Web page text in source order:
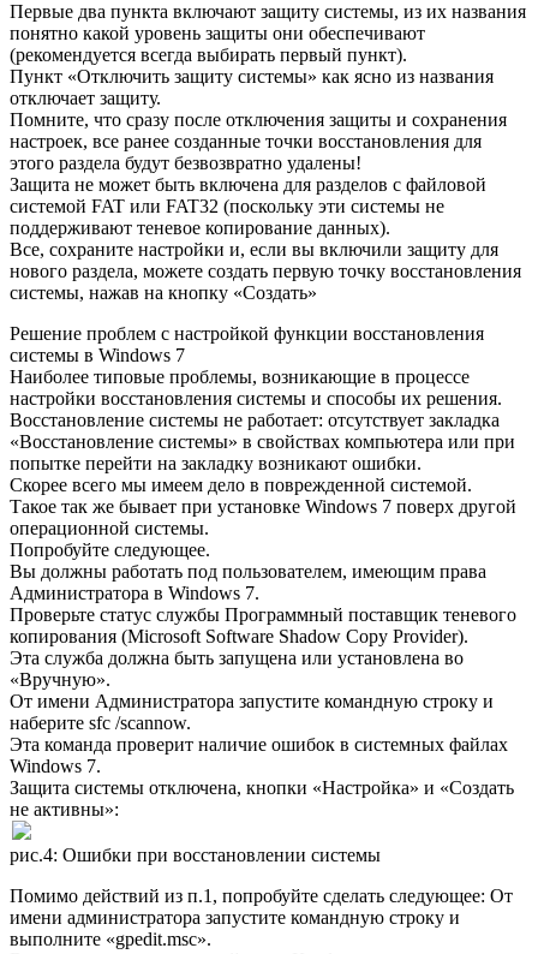
Первые два пункта включают защиту системы, из их названия
понятно какой уровень защиты они обеспечивают
(рекомендуется всегда выбирать первый пункт).
Пункт «Отключить защиту системы» как ясно из названия
отключает защиту.
Помните, что сразу после отключения защиты и сохранения
настроек, все ранее созданные точки восстановления для
этого раздела будут безвозвратно удалены!
Защита не может быть включена для разделов с файловой
системой FAT или FAT32 (поскольку эти системы не
поддерживают теневое копирование данных).
Все, сохраните настройки и, если вы включили защиту для
нового раздела, можете создать первую точку восстановления
системы, нажав на кнопку «Создать»
Решение проблем с настройкой функции восстановления
системы в Windows 7
Наиболее типовые проблемы, возникающие в процессе
настройки восстановления системы и способы их решения.
Восстановление системы не работает: отсутствует закладка
«Восстановление системы» в свойствах компьютера или при
попытке перейти на закладку возникают ошибки.
Скорее всего мы имеем дело в поврежденной системой.
Такое так же бывает при установке Windows 7 поверх другой
операционной системы.
Попробуйте следующее.
Вы должны работать под пользователем, имеющим права
Администратора в Windows 7.
Проверьте статус службы Программный поставщик теневого
копирования (Microsoft Software Shadow Copy Provider).
Эта служба должна быть запущена или установлена во
«Вручную».
От имени Администратора запустите командную строку и
наберите sfc /scannow.
Эта команда проверит наличие ошибок в системных файлах
Windows 7.
Защита системы отключена, кнопки «Настройка» и «Создать
не активны»:
рис.4: Ошибки при восстановлении системы
Помимо действий из п.1, попробуйте сделать следующее: От
имени администратора запустите командную строку и
выполните «gpedit.msc».